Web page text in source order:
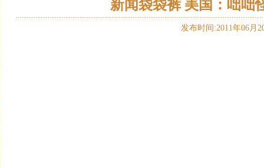
新闻袋袋裤 美国：咄
发布时间:2011年06月